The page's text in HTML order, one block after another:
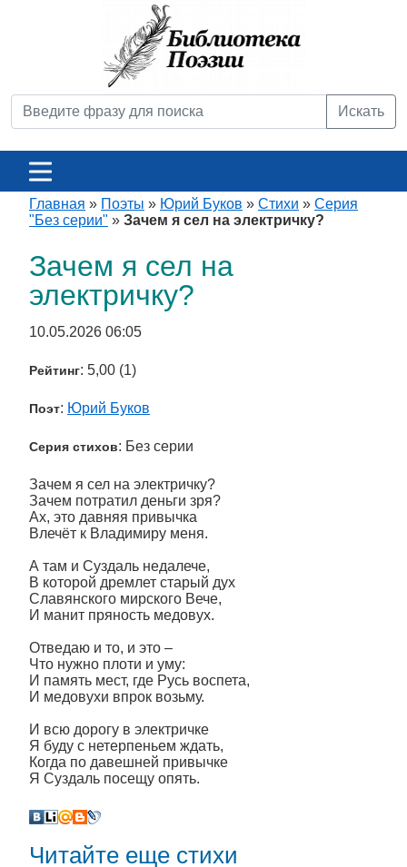
Искать
Главная » Поэты » Юрий Буков » Стихи » Серия
"Без серии" » Зачем я сел на электричку?
Зачем я сел на
электричку?
10.05.2026 06:05
Рейтинг: 5,00 (1)
Поэт: Юрий Буков
Серия стихов: Без серии
Зачем я сел на электричку?
Зачем потратил деньги зря?
Ах, это давняя привычка
Влечёт к Владимиру меня.
А там и Суздаль недалече,
В которой дремлет старый дух
Славянского мирского Вече,
И манит пряность медовух.
Отведаю и то, и это –
Что нужно плоти и уму:
И память мест, где Русь воспета,
И медовухи впрок возьму.
И всю дорогу в электричке
Я буду с нетерпеньем ждать,
Когда по давешней привычке
Я Суздаль посещу опять.
Читайте еще стихи